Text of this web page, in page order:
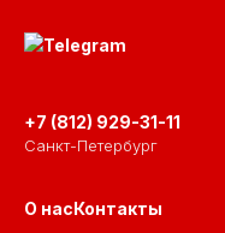
О насКонтакты
+7 (812) 929-31-11
Санкт-Петербург